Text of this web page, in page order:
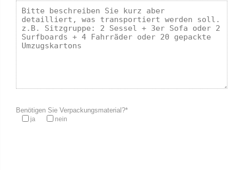
Benötigen Sie Verpackungsmaterial?*
ja nein